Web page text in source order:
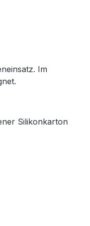
Im
Silikonkarton